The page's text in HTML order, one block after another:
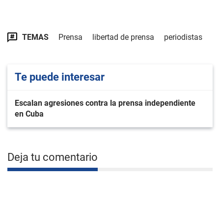
TEMAS Prensa libertad de prensa periodistas
Te puede interesar
Escalan agresiones contra la prensa independiente
en Cuba
Deja tu comentario